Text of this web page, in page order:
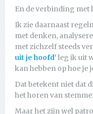
En de verbinding met
Ik zie daarnaast
met denken,
met zichzelf steeds
uit je hoofd’ leg ik uit
kan hebben op hoe je
Dat betekent niet dat
het horen van
Maar het zijn wel